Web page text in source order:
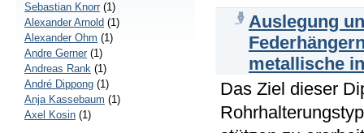
Sebastian Knorr (1)
Alexander Arnold (1)
Alexander Ohm (1)
Andre Gerner (1)
Andreas Rank (1)
André Dippong (1)
Anja Kassebaum (1)
Axel Kosin (1)
Auslegung
metallische
Das Ziel dieser